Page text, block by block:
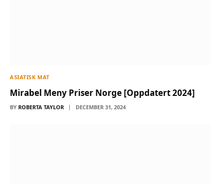
ASIATISK MAT
Mirabel Meny Priser Norge [Oppdatert 2024]
BY ROBERTA TAYLOR DECEMBER 31, 2024